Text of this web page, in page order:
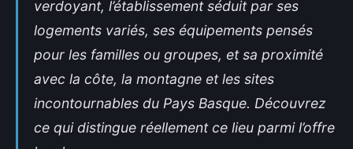
verdoyant, l’établissement séduit par ses
logements variés, ses équipements pensés
pour les familles ou groupes, et sa proximité
avec la côte, la montagne et les sites
incontournables du Pays Basque. Découvrez
ce qui distingue réellement ce lieu parmi l’offre